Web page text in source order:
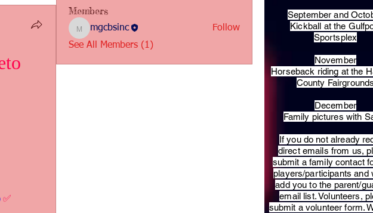
✅
Members
mgcbsinc
mgcbsinc
Follow
See All Members (1)
September and
Kickball at the
Sportsplex
November
Horseback riding at the
County
December
Family pictures with
​If you do not already
direct emails from us,
submit a family contact
players/participants and
add you to the parent/
email list. Volunteers,
submit a volunteer form.